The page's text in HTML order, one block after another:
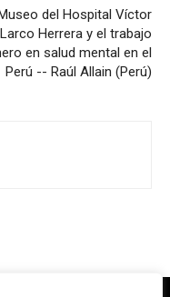
del Hospital Víctor
Larco Herrera y el trabajo
en salud mental en el
Perú -- Raúl Allain (Perú)